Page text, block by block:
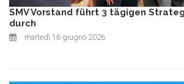
SMV Vorstand führt 3 tägigen
durch
martedì 16 giugno 2026